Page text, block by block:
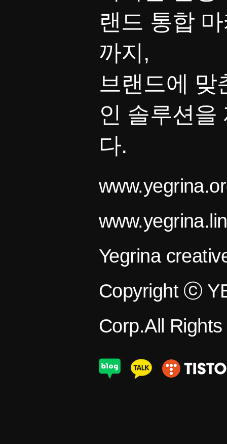
랜드 통합
까지,
브랜드에 맞
인 솔루션을
다.
Yegrina
Copyright ⓒ
Corp.All